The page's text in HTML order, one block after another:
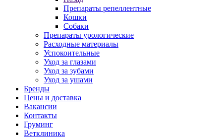
Препараты репеллентные
Кошки
Собаки
Препараты урологические
Расходные материалы
Успокоительные
Уход за глазами
Уход за зубами
Уход за ушами
Бренды
Цены и доставка
Вакансии
Контакты
Груминг
Ветклиника